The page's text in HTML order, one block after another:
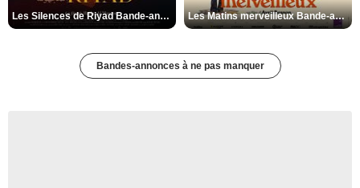
Les Silences de Riyad Bande-annonce VO STFR Les Matins merveilleux Bande-annonce VF
Bandes-annonces à ne pas manquer